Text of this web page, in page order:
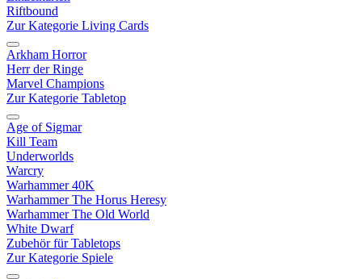
Riftbound
Zur Kategorie Living Cards
Arkham Horror
Herr der Ringe
Marvel Champions
Zur Kategorie Tabletop
Age of Sigmar
Kill Team
Underworlds
Warcry
Warhammer 40K
Warhammer The Horus Heresy
Warhammer The Old World
White Dwarf
Zubehör für Tabletops
Zur Kategorie Spiele